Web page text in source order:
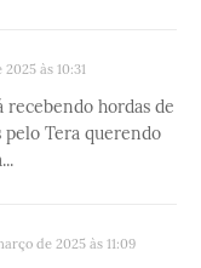
às 10:31
recebendo hordas de
pelo Tera querendo
de 2025 às 11:09